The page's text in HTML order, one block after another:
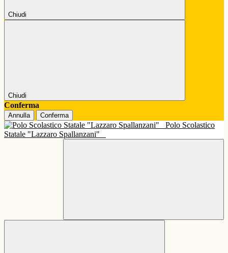
Chiudi
Chiudi
Conferma
Annulla Conferma
Polo Scolastico
Statale "Lazzaro Spallanzani"